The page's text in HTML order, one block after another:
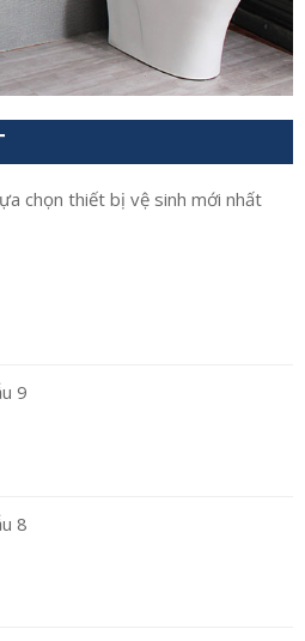
chọn thiết bị vệ sinh mới nhất
9
8